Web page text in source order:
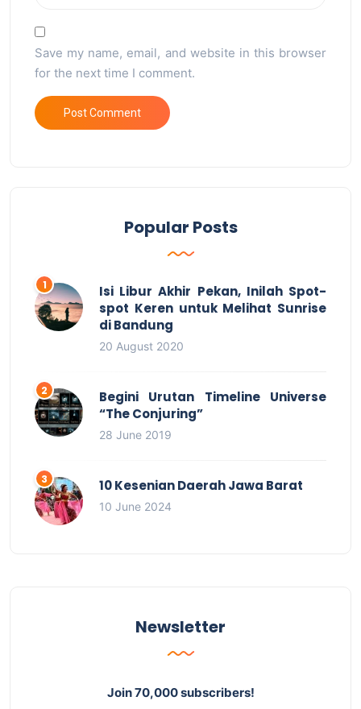
Save my name, email, and website in this browser
for the next time I comment.
Popular Posts
Isi Libur Akhir Pekan, Inilah Spot-
spot Keren untuk Melihat Sunrise
di Bandung
20 August 2020
Begini Urutan Timeline Universe
“The Conjuring”
28 June 2019
10 Kesenian Daerah Jawa Barat
10 June 2024
Newsletter
Join 70,000 subscribers!